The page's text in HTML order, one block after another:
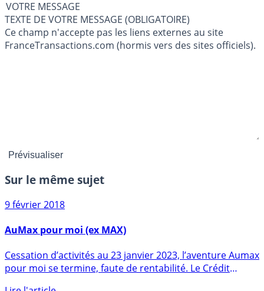
VOTRE MESSAGE
TEXTE DE VOTRE MESSAGE (OBLIGATOIRE)
Ce champ n'accepte pas les liens externes au site
FranceTransactions.com (hormis vers des sites officiels).
Sur le même sujet
9 février 2018
AuMax pour moi (ex MAX)